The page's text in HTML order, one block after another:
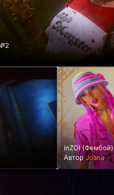
inZOI (Фембой)
АвторJoana